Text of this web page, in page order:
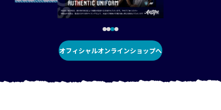
オフィシャルオンラインショップへ